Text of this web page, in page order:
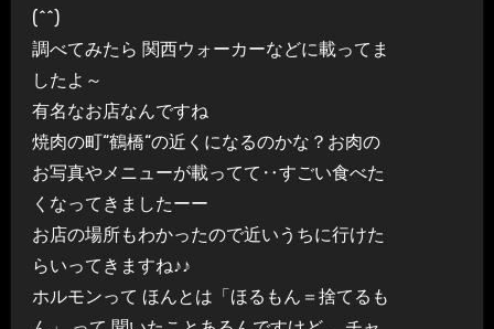
(^^)
調べてみたら 関西ウォーカーなどに載ってま
したよ～
有名なお店なんですね
焼肉の町“鶴橋“の近くになるのかな？お肉の
お写真やメニューが載ってて‥すごい食べた
くなってきましたーー
お店の場所もわかったので近いうちに行けた
らいってきますね♪♪
ホルモンって ほんとは「ほるもん＝捨てるも